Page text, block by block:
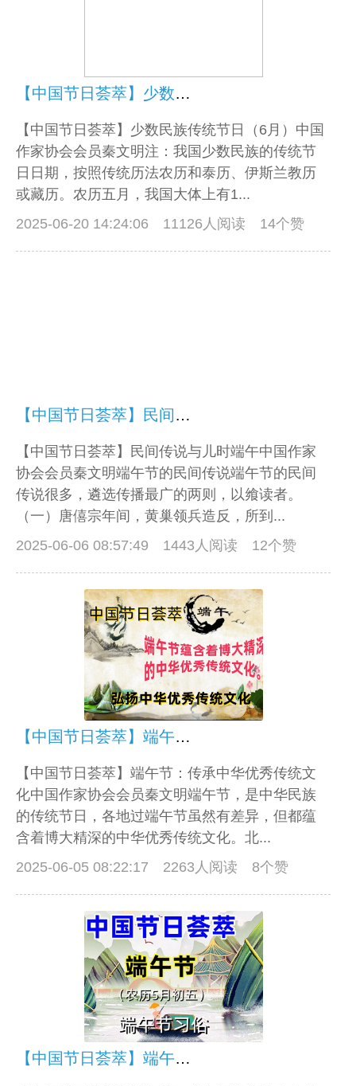
【中国节日荟萃】少数民族传统节日（6月）
【中国节日荟萃】少数民族传统节日（6月）中国
作家协会会员秦文明注：我国少数民族的传统节
日日期，按照传统历法农历和泰历、伊斯兰教历
或藏历。农历五月，我国大体上有1...
2025-06-20 14:24:06
11126人阅读 14个赞
【中国节日荟萃】民间传说与儿时端午
【中国节日荟萃】民间传说与儿时端午中国作家
协会会员秦文明端午节的民间传说端午节的民间
传说很多，遴选传播最广的两则，以飨读者。
（一）唐僖宗年间，黄巢领兵造反，所到...
2025-06-06 08:57:49
1443人阅读 12个赞
【中国节日荟萃】端午节：传承中华优秀传统文化
【中国节日荟萃】端午节：传承中华优秀传统文
化中国作家协会会员秦文明端午节，是中华民族
的传统节日，各地过端午节虽然有差异，但都蕴
含着博大精深的中华优秀传统文化。北...
2025-06-05 08:22:17
2263人阅读 8个赞
【中国节日荟萃】端午节习俗